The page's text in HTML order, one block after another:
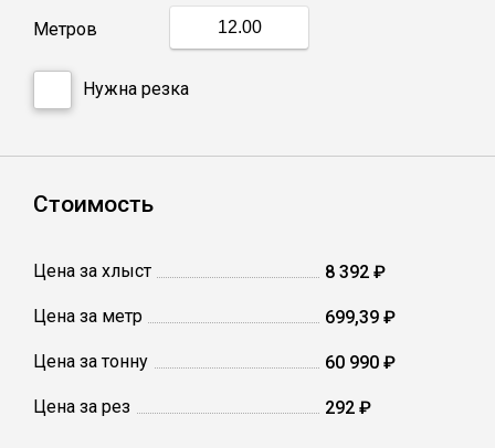
Швеллер
Сетка кладочная
Проволока
Метров
Нужна резка
Стоимость
Цена за хлыст 8 392 ₽
Цена за метр 699,39 ₽
Цена за тонну 60 990 ₽
Цена за рез 292 ₽